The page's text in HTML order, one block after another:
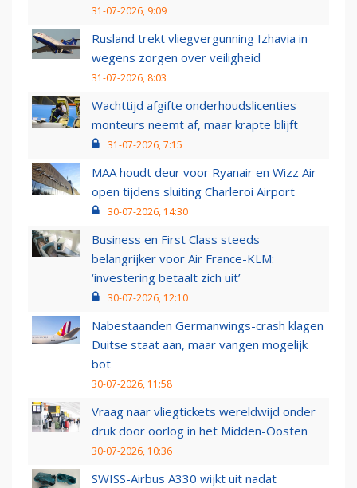
31-07-2026, 9:09
Rusland trekt vliegvergunning Izhavia in
wegens zorgen over veiligheid
31-07-2026, 8:03
Wachttijd afgifte onderhoudslicenties
monteurs neemt af, maar krapte blijft
31-07-2026, 7:15
MAA houdt deur voor Ryanair en Wizz Air
open tijdens sluiting Charleroi Airport
30-07-2026, 14:30
Business en First Class steeds
belangrijker voor Air France-KLM:
‘investering betaalt zich uit’
30-07-2026, 12:10
Nabestaanden Germanwings-crash klagen
Duitse staat aan, maar vangen mogelijk
bot
30-07-2026, 11:58
Vraag naar vliegtickets wereldwijd onder
druk door oorlog in het Midden-Oosten
30-07-2026, 10:36
SWISS-Airbus A330 wijkt uit nadat